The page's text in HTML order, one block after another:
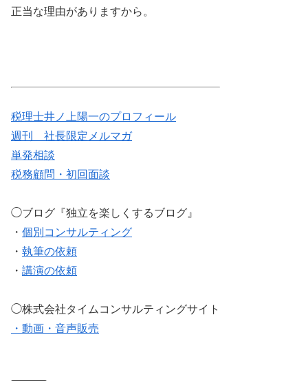
正当な理由がありますから。
税理士井ノ上陽一のプロフィール
週刊 社長限定メルマガ
単発相談
税務顧問・初回面談
◯ブログ『独立を楽しくするブログ』
・ 個別コンサルティング
・ 執筆の依頼
・ 講演の依頼
◯株式会社タイムコンサルティングサイト
・動画・音声販売